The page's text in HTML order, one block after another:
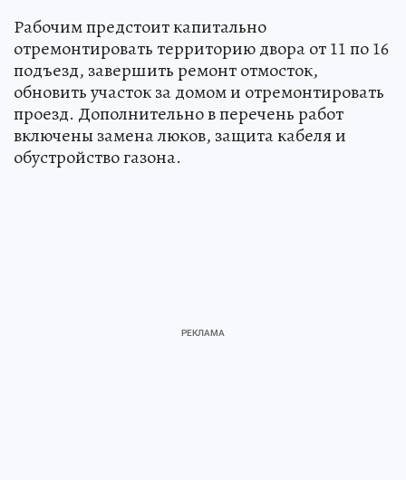
Рабочим предстоит капитально
отремонтировать территорию двора от 11 по 16
подъезд, завершить ремонт отмосток,
обновить участок за домом и отремонтировать
проезд. Дополнительно в перечень работ
включены замена люков, защита кабеля и
обустройство газона.